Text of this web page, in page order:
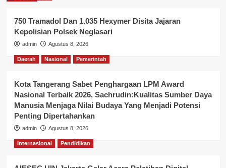
750 Tramadol Dan 1.035 Hexymer Disita Jajaran
Kepolisian Polsek Neglasari
admin Agustus 8, 2026
Daerah Nasional Pemerintah
Kota Tangerang Sabet Penghargaan LPM Award
Nasional Terbaik 2026, Sachrudin:Kualitas Sumber Daya
Manusia Menjaga Nilai Budaya Yang Menjadi Potensi
Penting Dipertahankan
admin Agustus 8, 2026
Internasional Pendidikan